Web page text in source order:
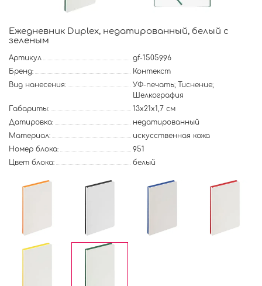
Ежедневник Duplex, недатированный, белый с
зеленым
Артикул
gf-15059.96
Бренд:
Контекст
Вид нанесения:
УФ-печать; Тиснение;
Шелкография
Габариты:
13х21х1,7 см
Датировка:
недатированный
Материал:
искусственная кожа
Номер блока:
951
Цвет блока:
белый